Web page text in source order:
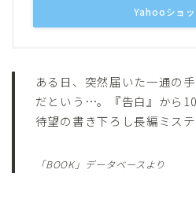
Yahooショ
ある日、突然届いた一通の
だという…。『告白』から
待望の書き下ろし長編ミス
「BOOK」データベースより